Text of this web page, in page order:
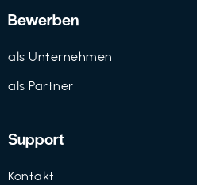
Bewerben
als Unternehmen
als Partner
Support
Kontakt